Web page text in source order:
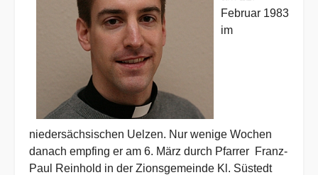
Februar 1983
im
niedersächsischen Uelzen. Nur wenige Wochen
danach empfing er am 6. März durch Pfarrer Franz-
Paul Reinhold in der Zionsgemeinde Kl. Süstedt